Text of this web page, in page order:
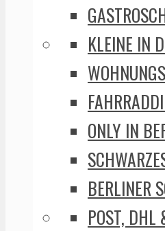
KLEINE IN
ONLY IN
BERLINER
POST, DHL